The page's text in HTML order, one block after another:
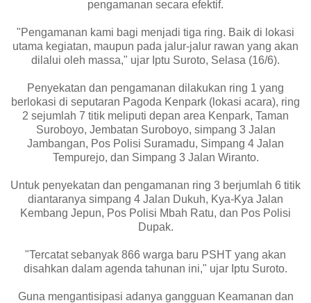
pengamanan secara efektif.
"Pengamanan kami bagi menjadi tiga ring. Baik di lokasi
utama kegiatan, maupun pada jalur-jalur rawan yang akan
dilalui oleh massa," ujar Iptu Suroto, Selasa (16/6).
Penyekatan dan pengamanan dilakukan ring 1 yang
berlokasi di seputaran Pagoda Kenpark (lokasi acara), ring
2 sejumlah 7 titik meliputi depan area Kenpark, Taman
Suroboyo, Jembatan Suroboyo, simpang 3 Jalan
Jambangan, Pos Polisi Suramadu, Simpang 4 Jalan
Tempurejo, dan Simpang 3 Jalan Wiranto.
Untuk penyekatan dan pengamanan ring 3 berjumlah 6 titik
diantaranya simpang 4 Jalan Dukuh, Kya-Kya Jalan
Kembang Jepun, Pos Polisi Mbah Ratu, dan Pos Polisi
Dupak.
"Tercatat sebanyak 866 warga baru PSHT yang akan
disahkan dalam agenda tahunan ini," ujar Iptu Suroto.
Guna mengantisipasi adanya gangguan Keamanan dan